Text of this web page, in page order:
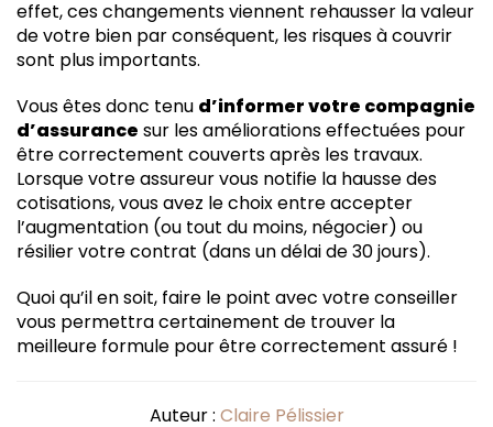
effet, ces changements viennent rehausser la valeur
de votre bien par conséquent, les risques à couvrir
sont plus importants.
Vous êtes donc tenu d’informer votre compagnie
d’assurance sur les améliorations effectuées pour
être correctement couverts après les travaux.
Lorsque votre assureur vous notifie la hausse des
cotisations, vous avez le choix entre accepter
l’augmentation (ou tout du moins, négocier) ou
résilier votre contrat (dans un délai de 30 jours).
Quoi qu’il en soit, faire le point avec votre conseiller
vous permettra certainement de trouver la
meilleure formule pour être correctement assuré !
Auteur : Claire Pélissier